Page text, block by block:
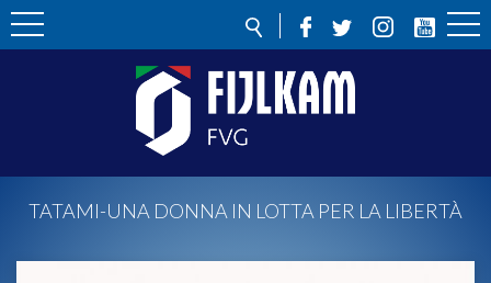
TATAMI-UNA DONNA IN LOTTA PER LA LIBERTÀ